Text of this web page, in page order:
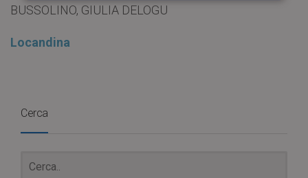
BUSSOLINO, GIULIA DELOGU
Locandina
Cerca